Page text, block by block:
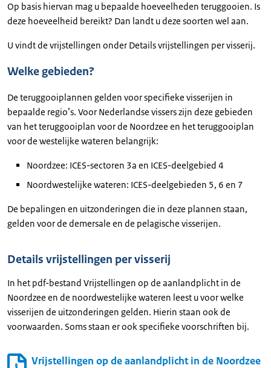
Op basis hiervan mag u bepaalde hoeveelheden teruggooien. Is
deze hoeveelheid bereikt? Dan landt u deze soorten wel aan.
U vindt de vrijstellingen onder Details vrijstellingen per visserij.
Welke gebieden?
De teruggooiplannen gelden voor specifieke visserijen in
bepaalde regio’s. Voor Nederlandse vissers zijn deze gebieden
van het teruggooiplan voor de Noordzee en het teruggooiplan
voor de westelijke wateren belangrijk:
Noordzee: ICES-sectoren 3a en ICES-deelgebied 4
Noordwestelijke wateren: ICES-deelgebieden 5, 6 en 7
De bepalingen en uitzonderingen die in deze plannen staan,
gelden voor de demersale en de pelagische visserijen.
Details vrijstellingen per visserij
In het pdf-bestand Vrijstellingen op de aanlandplicht in de
Noordzee en de noordwestelijke wateren leest u voor welke
visserijen de uitzonderingen gelden. Hierin staan ook de
voorwaarden. Soms staan er ook specifieke voorschriften bij.
Vrijstellingen op de aanlandplicht in de Noordzee